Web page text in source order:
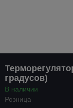
градусов)
В наличии
Розница